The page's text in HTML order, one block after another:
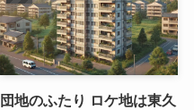
団地のふたり ロケ地は東久